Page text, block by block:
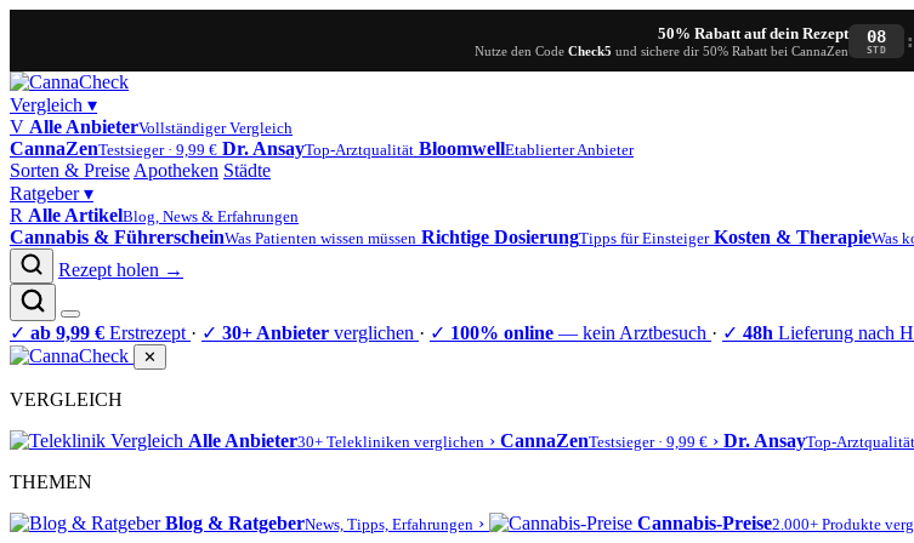
50% Rabatt auf dein Rezept
Nutze den Code Check5 und sichere dir 50% Rabatt bei CannaZen
08
STD :
Vergleich ▾
V Alle AnbieterVollständiger Vergleich
CannaZenTestsieger · 9,99 € Dr. AnsayTop-Arztqualität BloomwellEtablierter Anbieter
Sorten & Preise Apotheken Städte
Ratgeber▾
R Alle ArtikelBlog, News & Erfahrungen
Cannabis & FührerscheinWas Patienten wissen müssen Richtige DosierungTipps für Einsteiger Kosten & TherapieWas
Rezept holen →
✓ ab 9,99 € Erstrezept · ✓ 30+ Anbieter verglichen · ✓ 100% online — kein Arztbesuch · ✓ 48h Lieferung nach
✕
VERGLEICH
Alle Anbieter30+ Telekliniken verglichen › CannaZenTestsieger · 9,99 € › Dr. AnsayTop-Arztqualität
THEMEN
Blog & RatgeberNews, Tipps, Erfahrungen › Cannabis-Preise2.000+ Produkte